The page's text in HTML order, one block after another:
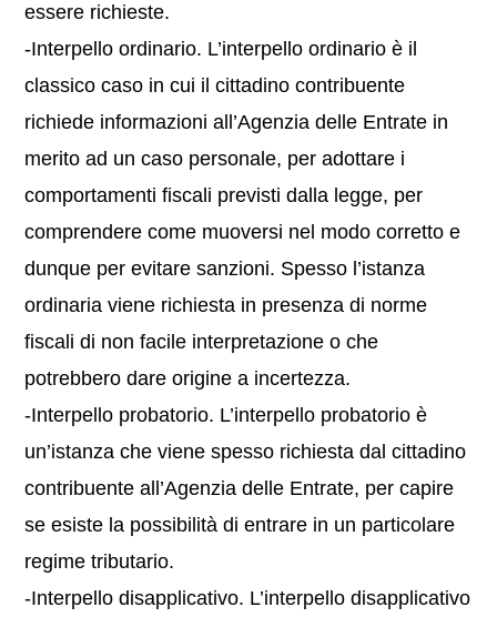
essere richieste.
-Interpello ordinario. L’interpello ordinario è il
classico caso in cui il cittadino contribuente
richiede informazioni all’Agenzia delle Entrate in
merito ad un caso personale, per adottare i
comportamenti fiscali previsti dalla legge, per
comprendere come muoversi nel modo corretto e
dunque per evitare sanzioni. Spesso l’istanza
ordinaria viene richiesta in presenza di norme
fiscali di non facile interpretazione o che
potrebbero dare origine a incertezza.
-Interpello probatorio. L’interpello probatorio è
un’istanza che viene spesso richiesta dal cittadino
contribuente all’Agenzia delle Entrate, per capire
se esiste la possibilità di entrare in un particolare
regime tributario.
-Interpello disapplicativo. L’interpello disapplicativo